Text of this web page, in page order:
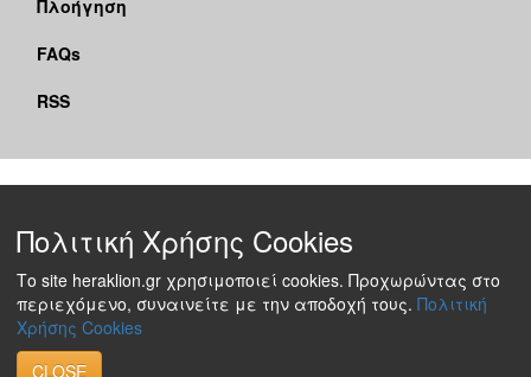
Πλοήγηση
FAQs
RSS
Πολιτική Χρήσης Cookies
Το site heraklion.gr χρησιμοποιεί cookies. Προχωρώντας στο
περιεχόμενο, συναινείτε με την αποδοχή τους. Πολιτική
Χρήσης Cookies
CLOSE